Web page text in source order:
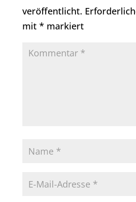
veröffentlicht.
mit * markiert